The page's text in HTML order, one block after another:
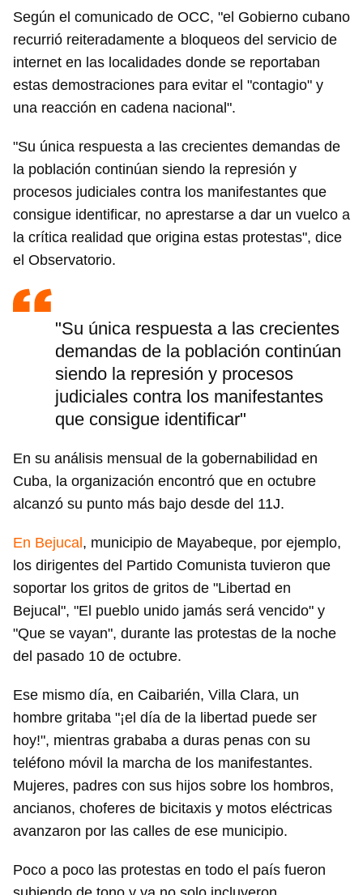
Según el comunicado de OCC, "el Gobierno cubano
recurrió reiteradamente a bloqueos del servicio de
internet en las localidades donde se reportaban
estas demostraciones para evitar el "contagio" y
una reacción en cadena nacional".
"Su única respuesta a las crecientes demandas de
la población continúan siendo la represión y
procesos judiciales contra los manifestantes que
consigue identificar, no aprestarse a dar un vuelco a
la crítica realidad que origina estas protestas", dice
el Observatorio.
"Su única respuesta a las crecientes
demandas de la población continúan
siendo la represión y procesos
judiciales contra los manifestantes
que consigue identificar"
En su análisis mensual de la gobernabilidad en
Cuba, la organización encontró que en octubre
alcanzó su punto más bajo desde del 11J.
En Bejucal , municipio de Mayabeque, por ejemplo,
los dirigentes del Partido Comunista tuvieron que
soportar los gritos de gritos de "Libertad en
Bejucal", "El pueblo unido jamás será vencido" y
"Que se vayan", durante las protestas de la noche
del pasado 10 de octubre.
Ese mismo día, en Caibarién, Villa Clara, un
hombre gritaba "¡el día de la libertad puede ser
hoy!", mientras grababa a duras penas con su
teléfono móvil la marcha de los manifestantes.
Mujeres, padres con sus hijos sobre los hombros,
ancianos, choferes de bicitaxis y motos eléctricas
avanzaron por las calles de ese municipio.
Poco a poco las protestas en todo el país fueron